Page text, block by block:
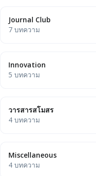
Journal Club
7 บทความ
Innovation
5 บทความ
วารสารสโมสร
4 บทความ
Miscellaneous
4 บทความ